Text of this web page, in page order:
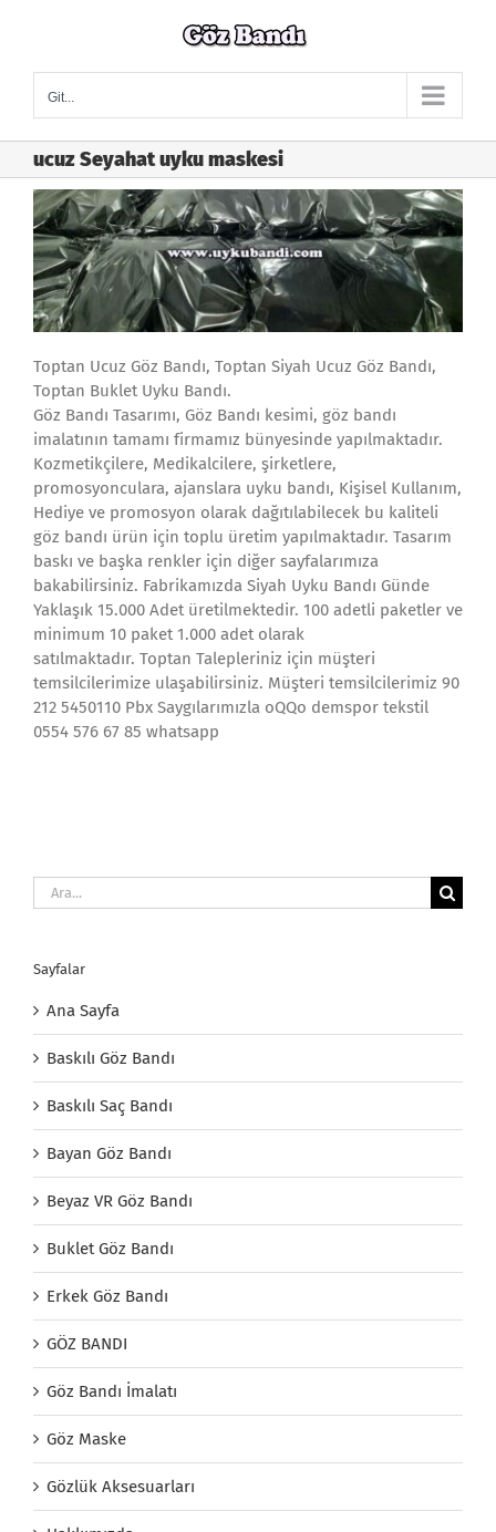
Git...
ucuz Seyahat uyku maskesi
Toptan Ucuz Göz Bandı, Toptan Siyah Ucuz Göz Bandı,
Toptan Buklet Uyku Bandı.
Göz Bandı Tasarımı, Göz Bandı kesimi, göz bandı
imalatının tamamı firmamız bünyesinde yapılmaktadır.
Kozmetikçilere, Medikalcilere, şirketlere,
promosyonculara, ajanslara uyku bandı, Kişisel Kullanım,
Hediye ve promosyon olarak dağıtılabilecek bu kaliteli
göz bandı ürün için toplu üretim yapılmaktadır. Tasarım
baskı ve başka renkler için diğer sayfalarımıza
bakabilirsiniz. Fabrikamızda Siyah Uyku Bandı Günde
Yaklaşık 15.000 Adet üretilmektedir. 100 adetli paketler ve
minimum 10 paket 1.000 adet olarak
satılmaktadır. Toptan Talepleriniz için müşteri
temsilcilerimize ulaşabilirsiniz. Müşteri temsilcilerimiz 90
212 5450110 Pbx Saygılarımızla oQQo demspor tekstil
0554 576 67 85 whatsapp
Ara:
Sayfalar
Ana Sayfa
Baskılı Göz Bandı
Baskılı Saç Bandı
Bayan Göz Bandı
Beyaz VR Göz Bandı
Buklet Göz Bandı
Erkek Göz Bandı
GÖZ BANDI
Göz Bandı İmalatı
Göz Maske
Gözlük Aksesuarları